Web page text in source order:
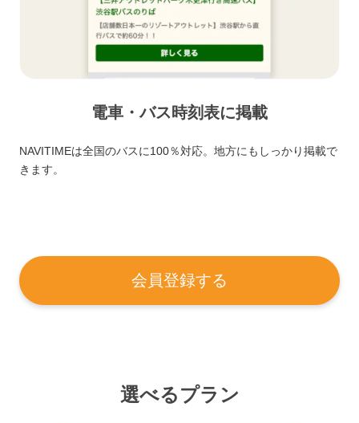
電車・バス時刻表に掲載
NAVITIMEは全国のバスに100％対応。地方にもしっかり掲載で
きます。
会員登録する
選べるプラン